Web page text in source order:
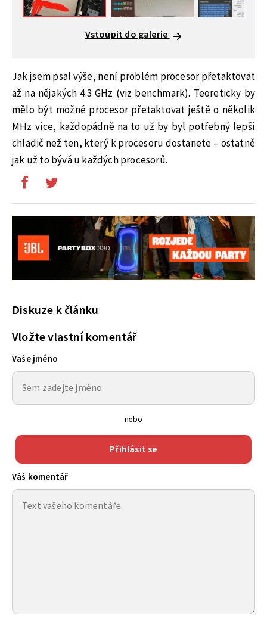
Vstoupit do galerie
Jak jsem psal výše, není problém procesor přetaktovat
až na nějakých 4.3 GHz (viz benchmark). Teoreticky by
mělo být možné procesor přetaktovat ještě o několik
MHz více, každopádně na to už by byl potřebný lepší
chladič než ten, který k procesoru dostanete – ostatně
jak už to bývá u každých procesorů.
Diskuze k článku
Vložte vlastní komentář
Vaše jméno
nebo
Přihlásit se
Váš komentář